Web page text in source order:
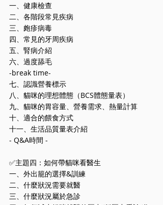
一、健康檢查
二、各階段常見疾病
三、皰疹病毒
四、常見的牙周疾病
五、腎病介紹
六、過度舔毛
-break time-
七、認識營養標示
八、貓咪的理想體態（BCS體態量表）
九、貓咪的胃容量、營養需求、熱量計算
十、適合的餵食方式
十一、生活品質量表介紹
- Q&A時間 -
✅主題四：如何帶貓咪看醫⽣
⼀、外出籠的選擇&訓練
⼆、什麼狀況需要就醫
三、什麼狀況屬於急診